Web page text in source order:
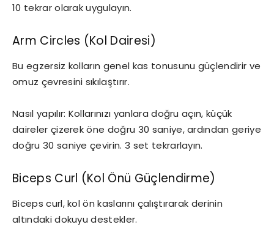
10 tekrar olarak uygulayın.
Arm Circles (Kol Dairesi)
Bu egzersiz kolların genel kas tonusunu güçlendirir ve
omuz çevresini sıkılaştırır.
Nasıl yapılır: Kollarınızı yanlara doğru açın, küçük
daireler çizerek öne doğru 30 saniye, ardından geriye
doğru 30 saniye çevirin. 3 set tekrarlayın.
Biceps Curl (Kol Önü Güçlendirme)
Biceps curl, kol ön kaslarını çalıştırarak derinin
altındaki dokuyu destekler.